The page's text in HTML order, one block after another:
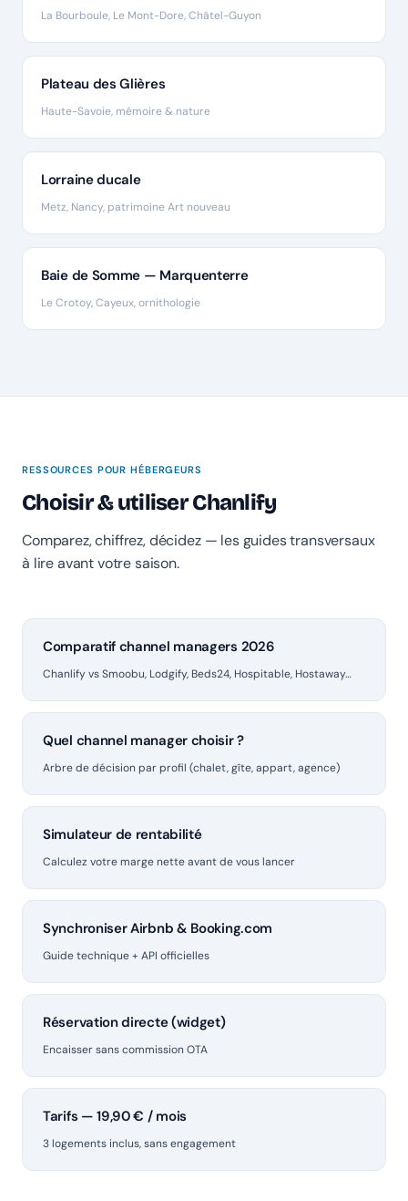
La Bourboule, Le Mont-Dore, Châtel-Guyon
Plateau des Glières
Haute-Savoie, mémoire & nature
Lorraine ducale
Metz, Nancy, patrimoine Art nouveau
Baie de Somme — Marquenterre
Le Crotoy, Cayeux, ornithologie
RESSOURCES POUR HÉBERGEURS
Choisir & utiliser Chanlify
Comparez, chiffrez, décidez — les guides transversaux
à lire avant votre saison.
Comparatif channel managers 2026
Chanlify vs Smoobu, Lodgify, Beds24, Hospitable, Hostaway…
Quel channel manager choisir ?
Arbre de décision par profil (chalet, gîte, appart, agence)
Simulateur de rentabilité
Calculez votre marge nette avant de vous lancer
Synchroniser Airbnb & Booking.com
Guide technique + API officielles
Réservation directe (widget)
Encaisser sans commission OTA
Tarifs — 19,90 € / mois
3 logements inclus, sans engagement